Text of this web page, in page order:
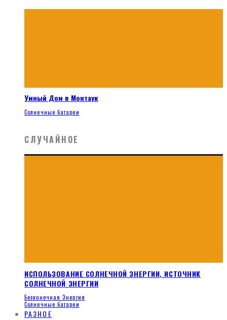
Умный Дом в Монтаук
Солнечные батареи
СЛУЧАЙНОЕ
ИСПОЛЬЗОВАНИЕ СОЛНЕЧНОЙ ЭНЕРГИИ, ИСТОЧНИК
СОЛНЕЧНОЙ ЭНЕРГИИ
Бесконечная Энергия
Солнечные батареи
РАЗНОЕ